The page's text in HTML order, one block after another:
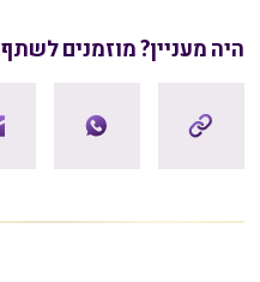
היה מעניין? מוזמנים לשתף